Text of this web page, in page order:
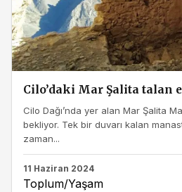
Cilo’daki Mar Şalita talan
Cilo Dağı’nda yer alan Mar Şalita
bekliyor. Tek bir duvarı kalan
zaman...
11 Haziran 2024
Toplum/Yaşam